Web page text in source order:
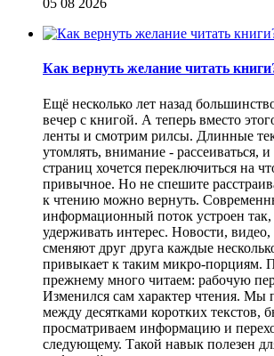
05 08 2026
Как вернуть желание читать
Eщё несколько лет назад
вечер с книгой. А теперь вместо
ленты и смотрим рилсы. Длинные
утомлять, внимание - рассеиваться,
страниц хочется переключиться на
привычное. Но не спешите
к чтению можно вернуть.
информационный поток устроен
удерживать интерес. Новости,
сменяют друг друга каждые
привыкает к таким микро-порциям.
прежнему много читаем: рабочую
Изменился сам характер чтения. Мы
между десятками коротких текстов,
просматриваем информацию и
следующему. Такой навык полезен